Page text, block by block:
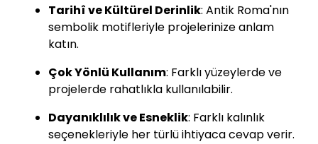
Tarihî ve Kültürel Derinlik: Antik Roma'nın
sembolik motifleriyle projelerinize anlam
katın.
Çok Yönlü Kullanım: Farklı yüzeylerde ve
projelerde rahatlıkla kullanılabilir.
Dayanıklılık ve Esneklik: Farklı kalınlık
seçenekleriyle her türlü ihtiyaca cevap verir.